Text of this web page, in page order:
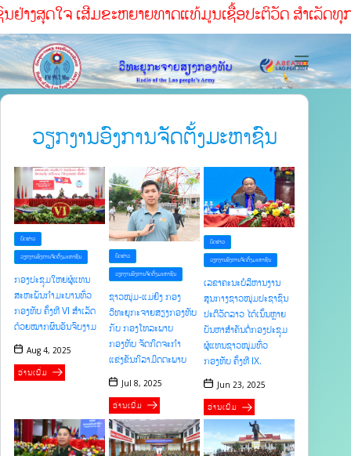
າງສຸດໃຈ ເສີມຂະຫຍາຍທາດແທ້ມູນເຊື້ອປະຕິວັດ ສໍາເລັດທຸກ
ວຽກງານອົງການຈັດຕັ້ງມະຫາຊົນ
ບົດຂ່າວ
ວຽກງານອົງການຈັດຕັ້ງມະຫາຊົນ
ກອງປະຊຸມໃຫຍ່ຜູ້ແທນ
ສະຫະພັນກຳມະບານທົ່ວ
ກອງທັບ ຄັ້ງທີ VI ສຳເລັດ
ດ້ວຍໝາກຜົນອັນຈົບງາມ
Aug 4, 2025
ອ່ານເພີ່ມ
ບົດຂ່າວ
ວຽກງານອົງການຈັດຕັ້ງມະຫາຊົນ
ຊາວໜຸ່ມ-ແມ່ຍິງ ກອງ
ວິທະຍຸກະຈາຍສຽງກອງທັບ
ກັບ ກອງໂທລະພາບ
ກອງທັບ ຈັດກິດຈະກໍາ
ແຂ່ງຂັນກິລາມິດຕະພາບ
Jul 8, 2025
ອ່ານເພີ່ມ
ບົດຂ່າວ
ວຽກງານອົງການຈັດຕັ້ງມະຫາຊົນ
ເລຂາຄະນະບໍລິຫານງານ
ສູນກາງຊາວໜຸ່ມປະຊາຊົນ
ປະຕິວັດລາວ ໄດ້ເນັ້ນຫຼາຍ
ບັນຫາສໍາຄັນຕໍ່ກອງປະຊຸມ
ຜູ້ແທນຊາວໜຸ່ມທົ່ວ
ກອງທັບ ຄັ້ງທີ IX.
Jun 23, 2025
ອ່ານເພີ່ມ